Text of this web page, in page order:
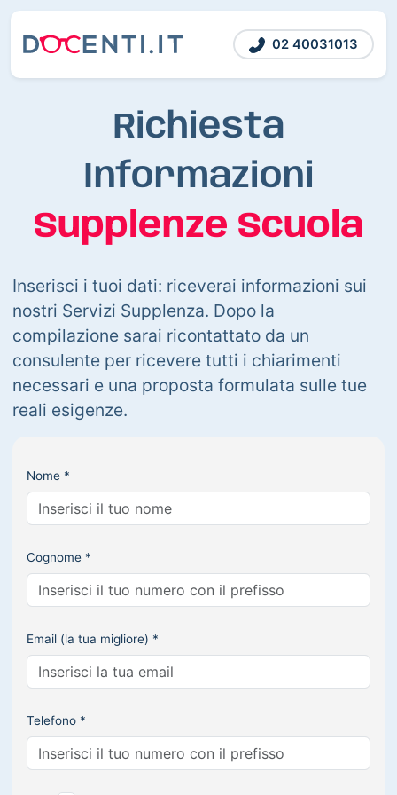
02 40031013
Richiesta
Informazioni
Supplenze Scuola
Inserisci i tuoi dati: riceverai informazioni sui
nostri Servizi Supplenza. Dopo la
compilazione sarai ricontattato da un
consulente per ricevere tutti i chiarimenti
necessari e una proposta formulata sulle tue
reali esigenze.
Nome *
Cognome *
Email (la tua migliore) *
Telefono *